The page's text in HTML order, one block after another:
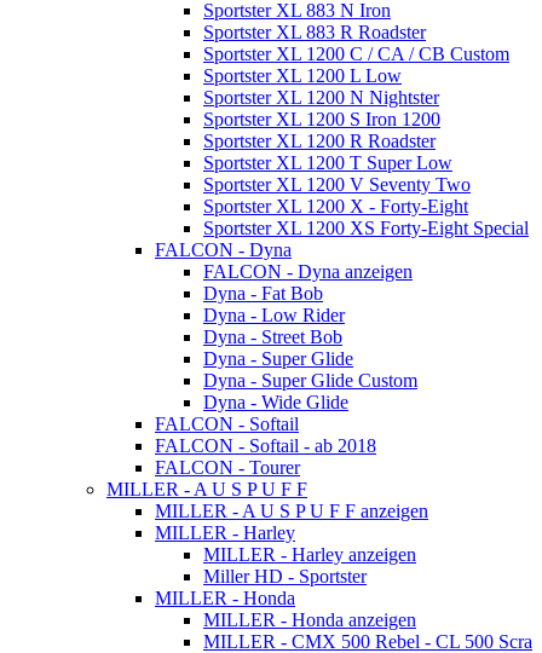
Sportster XL 883 N Iron
Sportster XL 883 R Roadster
Sportster XL 1200 C / CA / CB Custom
Sportster XL 1200 L Low
Sportster XL 1200 N Nightster
Sportster XL 1200 S Iron 1200
Sportster XL 1200 R Roadster
Sportster XL 1200 T Super Low
Sportster XL 1200 V Seventy Two
Sportster XL 1200 X - Forty-Eight
Sportster XL 1200 XS Forty-Eight Special
FALCON - Dyna
FALCON - Dyna anzeigen
Dyna - Fat Bob
Dyna - Low Rider
Dyna - Street Bob
Dyna - Super Glide
Dyna - Super Glide Custom
Dyna - Wide Glide
FALCON - Softail
FALCON - Softail - ab 2018
FALCON - Tourer
MILLER - A U S P U F F
MILLER - A U S P U F F anzeigen
MILLER - Harley
MILLER - Harley anzeigen
Miller HD - Sportster
MILLER - Honda
MILLER - Honda anzeigen
MILLER - CMX 500 Rebel - CL 500 Scra